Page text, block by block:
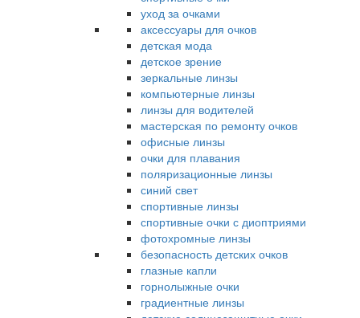
уход за очками
аксессуары для очков
детская мода
детское зрение
зеркальные линзы
компьютерные линзы
линзы для водителей
мастерская по ремонту очков
офисные линзы
очки для плавания
поляризационные линзы
синий свет
спортивные линзы
спортивные очки с диоптриями
фотохромные линзы
безопасность детских очков
глазные капли
горнолыжные очки
градиентные линзы